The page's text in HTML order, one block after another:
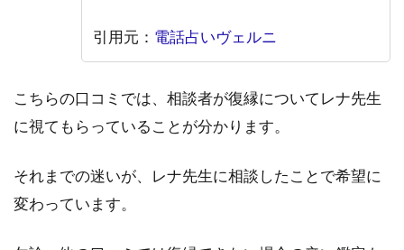
引用元： 電話占いヴェルニ
こちらの口コミでは、相談者が復縁についてレナ先生
に視てもらっていることが分かります。
それまでの迷いが、レナ先生に相談したことで希望に
変わっています。